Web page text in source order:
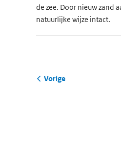
de zee. Door nieuw zand
natuurlijke wijze intact.
Vorige